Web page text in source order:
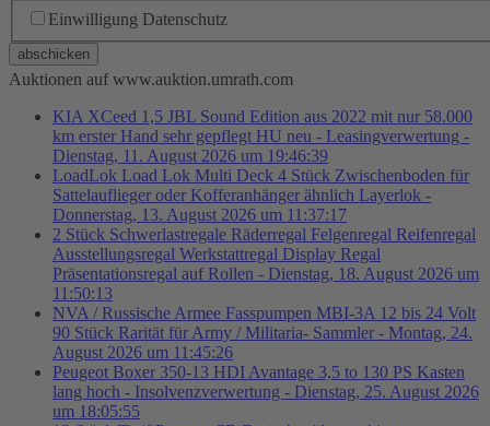
Einwilligung Datenschutz
abschicken
Auktionen auf www.auktion.umrath.com
KIA XCeed 1,5 JBL Sound Edition aus 2022 mit nur 58.000
km erster Hand sehr gepflegt HU neu - Leasingverwertung -
Dienstag, 11. August 2026 um 19:46:39
LoadLok Load Lok Multi Deck 4 Stück Zwischenboden für
Sattelauflieger oder Kofferanhänger ähnlich Layerlok -
Donnerstag, 13. August 2026 um 11:37:17
2 Stück Schwerlastregale Räderregal Felgenregal Reifenregal
Ausstellungsregal Werkstattregal Display Regal
Präsentationsregal auf Rollen - Dienstag, 18. August 2026 um
11:50:13
NVA / Russische Armee Fasspumpen MBI-3A 12 bis 24 Volt
90 Stück Rarität für Army / Militaria- Sammler - Montag, 24.
August 2026 um 11:45:26
Peugeot Boxer 350-13 HDI Avantage 3,5 to 130 PS Kasten
lang hoch - Insolvenzverwertung - Dienstag, 25. August 2026
um 18:05:55